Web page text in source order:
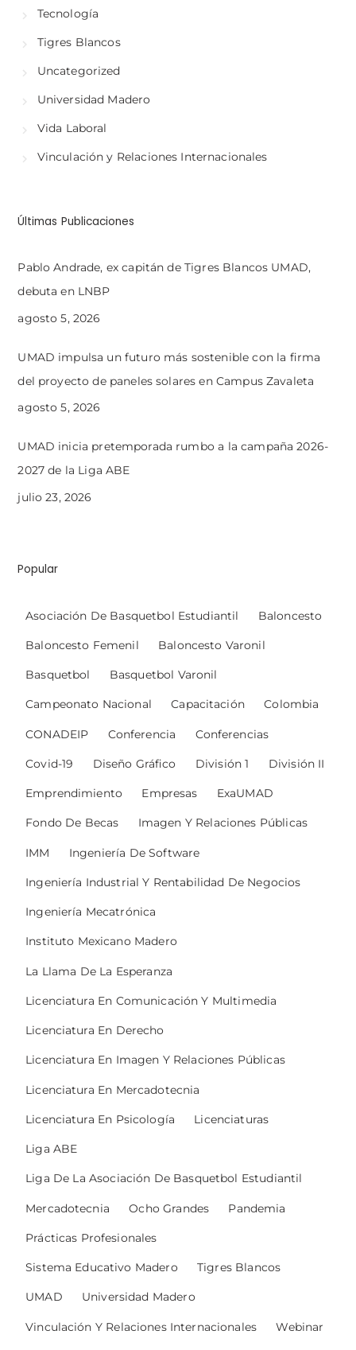
Tecnología
Tigres Blancos
Uncategorized
Universidad Madero
Vida Laboral
Vinculación y Relaciones Internacionales
Últimas Publicaciones
Pablo Andrade, ex capitán de Tigres Blancos UMAD,
debuta en LNBP
agosto 5, 2026
UMAD impulsa un futuro más sostenible con la firma
del proyecto de paneles solares en Campus Zavaleta
agosto 5, 2026
UMAD inicia pretemporada rumbo a la campaña 2026-
2027 de la Liga ABE
julio 23, 2026
Popular
Asociación De Basquetbol Estudiantil Baloncesto
Baloncesto Femenil Baloncesto Varonil
Basquetbol Basquetbol Varonil
Campeonato Nacional Capacitación Colombia
CONADEIP Conferencia Conferencias
Covid-19 Diseño Gráfico División 1 División II
Emprendimiento Empresas ExaUMAD
Fondo De Becas Imagen Y Relaciones Públicas
IMM Ingeniería De Software
Ingeniería Industrial Y Rentabilidad De Negocios
Ingeniería Mecatrónica
Instituto Mexicano Madero
La Llama De La Esperanza
Licenciatura En Comunicación Y Multimedia
Licenciatura En Derecho
Licenciatura En Imagen Y Relaciones Públicas
Licenciatura En Mercadotecnia
Licenciatura En Psicología Licenciaturas
Liga ABE
Liga De La Asociación De Basquetbol Estudiantil
Mercadotecnia Ocho Grandes Pandemia
Prácticas Profesionales
Sistema Educativo Madero Tigres Blancos
UMAD Universidad Madero
Vinculación Y Relaciones Internacionales Webinar